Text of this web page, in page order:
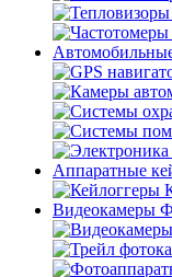
Аппаратные
Видеокамеры